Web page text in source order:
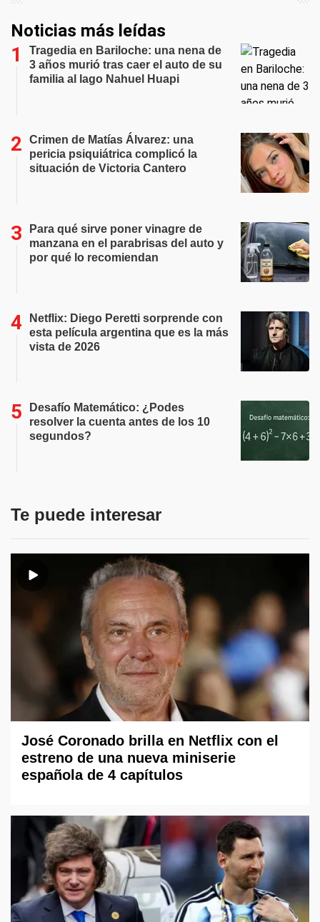
Noticias más leídas
Tragedia en Bariloche: una nena de
3 años murió tras caer el auto de su
familia al lago Nahuel Huapi
Crimen de Matías Álvarez: una
pericia psiquiátrica complicó la
situación de Victoria Cantero
Para qué sirve poner vinagre de
manzana en el parabrisas del auto y
por qué lo recomiendan
Netflix: Diego Peretti sorprende con
esta película argentina que es la más
vista de 2026
Desafío Matemático: ¿Podes
resolver la cuenta antes de los 10
segundos?
Te puede interesar
José Coronado brilla en Netflix con el
estreno de una nueva miniserie
española de 4 capítulos